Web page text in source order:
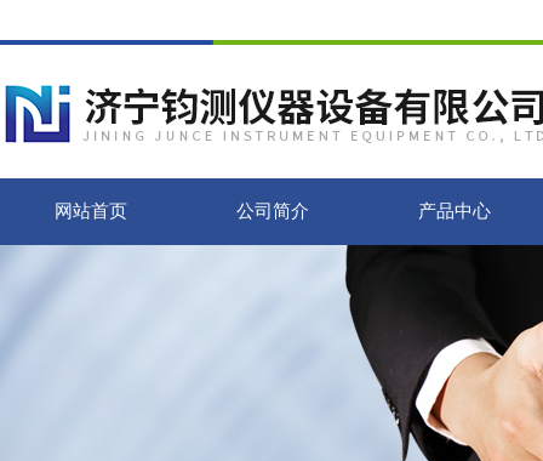
网站首页 公司简介 产品中心